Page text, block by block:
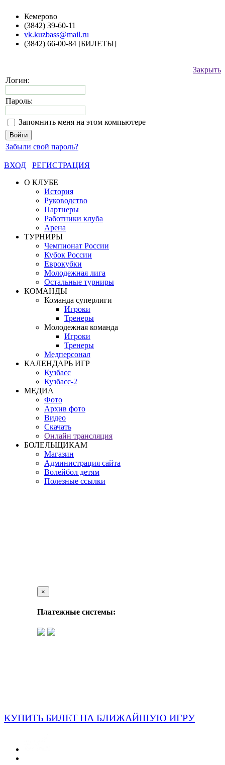
Кемерово
(3842) 39-60-11
vk.kuzbass@mail.ru
(3842) 66-00-84 [БИЛЕТЫ]
Закрыть
Логин:
Пароль:
Запомнить меня на этом компьютере
Забыли свой пароль?
ВХОД
РЕГИСТРАЦИЯ
О КЛУБЕ
История
Руководство
Партнеры
Работники клуба
Арена
ТУРНИРЫ
Чемпионат России
Кубок России
Еврокубки
Молодежная лига
Остальные турниры
КОМАНДЫ
Команда суперлиги
Игроки
Тренеры
Молодежная команда
Игроки
Тренеры
Медперсонал
КАЛЕНДАРЬ ИГР
Кузбасс
Кузбасс-2
МЕДИА
Фото
Архив фото
Видео
Скачать
Онлайн трансляция
БОЛЕЛЬЩИКАМ
Магазин
Администрация сайта
Волейбол детям
Полезные ссылки
×
Платежные системы:
КУПИТЬ БИЛЕТ НА БЛИЖАЙШУЮ ИГРУ